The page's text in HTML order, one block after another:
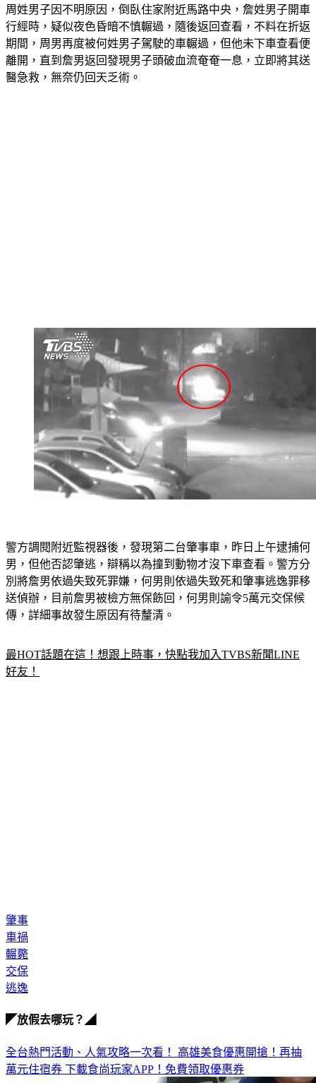
周姓男子因不明原因，倒臥住家附近馬路中央，詹姓男子開車
行經時，疑似夜色昏暗不慎輾過，隨後返回查看，不料在折返
期間，周男再度被何姓男子駕駛的車輾過，但他未下車查看便
離開，直到詹男返回發現男子頭破血流奄奄一息，立即將其送
醫急救，無奈仍回天乏術。
警方調閱附近監視器後，發現第二台肇事車，昨日上午逮捕何
男，但他否認肇逃，辯稱以為撞到動物才沒下車查看。警方分
別將詹男依過失致死罪嫌，何男則依過失致死和肇事逃逸罪移
送偵辦，目前詹男被檢方無保飭回，何男則諭令5萬元交保候
傳，詳細事故發生原因有待釐清。
最HOT話題在這！想跟上時事，快點我加入TVBS新聞LINE
好友！
肇事
車禍
輾斃
交保
逃逸
◤放假去哪玩？◢
全台熱門活動、人氣攻略一次看！ 高雄美食優惠開搶！再抽
萬元住宿券 下載食尚玩家APP！免費領取優惠券